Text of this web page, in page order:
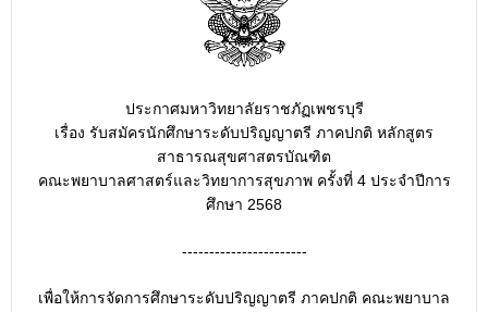
ประกาศมหาวิทยาลัยราชภัฏเพชรบุรี
เรื่อง รับสมัครนักศึกษาระดับปริญญาตรี ภาคปกติ หลักสูตร
สาธารณสุขศาสตรบัณฑิต
คณะพยาบาลศาสตร์และวิทยาการสุขภาพ ครั้งที่ 4 ประจำปีการ
ศึกษา 2568
-----------------------
เพื่อให้การจัดการศึกษาระดับปริญญาตรี ภาคปกติ คณะพยาบาล